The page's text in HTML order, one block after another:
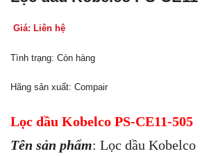
Giá: Liên hệ
Tình trạng: Còn hàng
Hãng sản xuất: Compair
Lọc dầu Kobelco PS-CE11-505
Tên sản phẩm: Lọc dầu Kobelco